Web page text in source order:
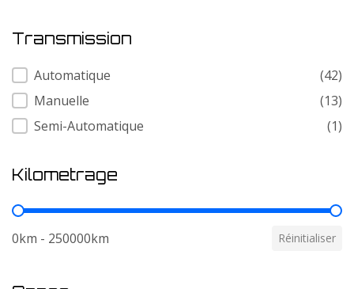
Transmission
Transmission
Automatique
(42)
Manuelle
(13)
Semi-Automatique
(1)
Kilometrage
Kilometrage
0km - 250000km Réinitialiser